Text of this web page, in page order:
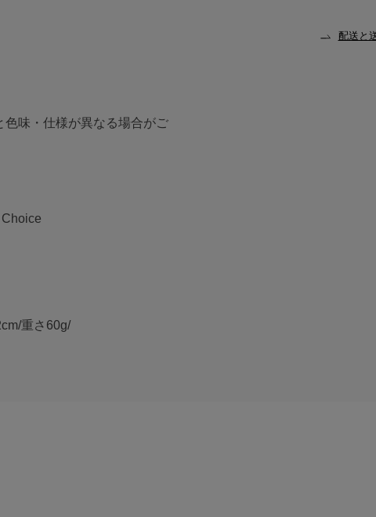
味・仕様が異なる場合がご
重さ60g/
配送と